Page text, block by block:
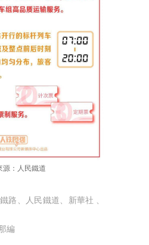
源：人民鐵道
路、人民鐵道、新華社 、
編